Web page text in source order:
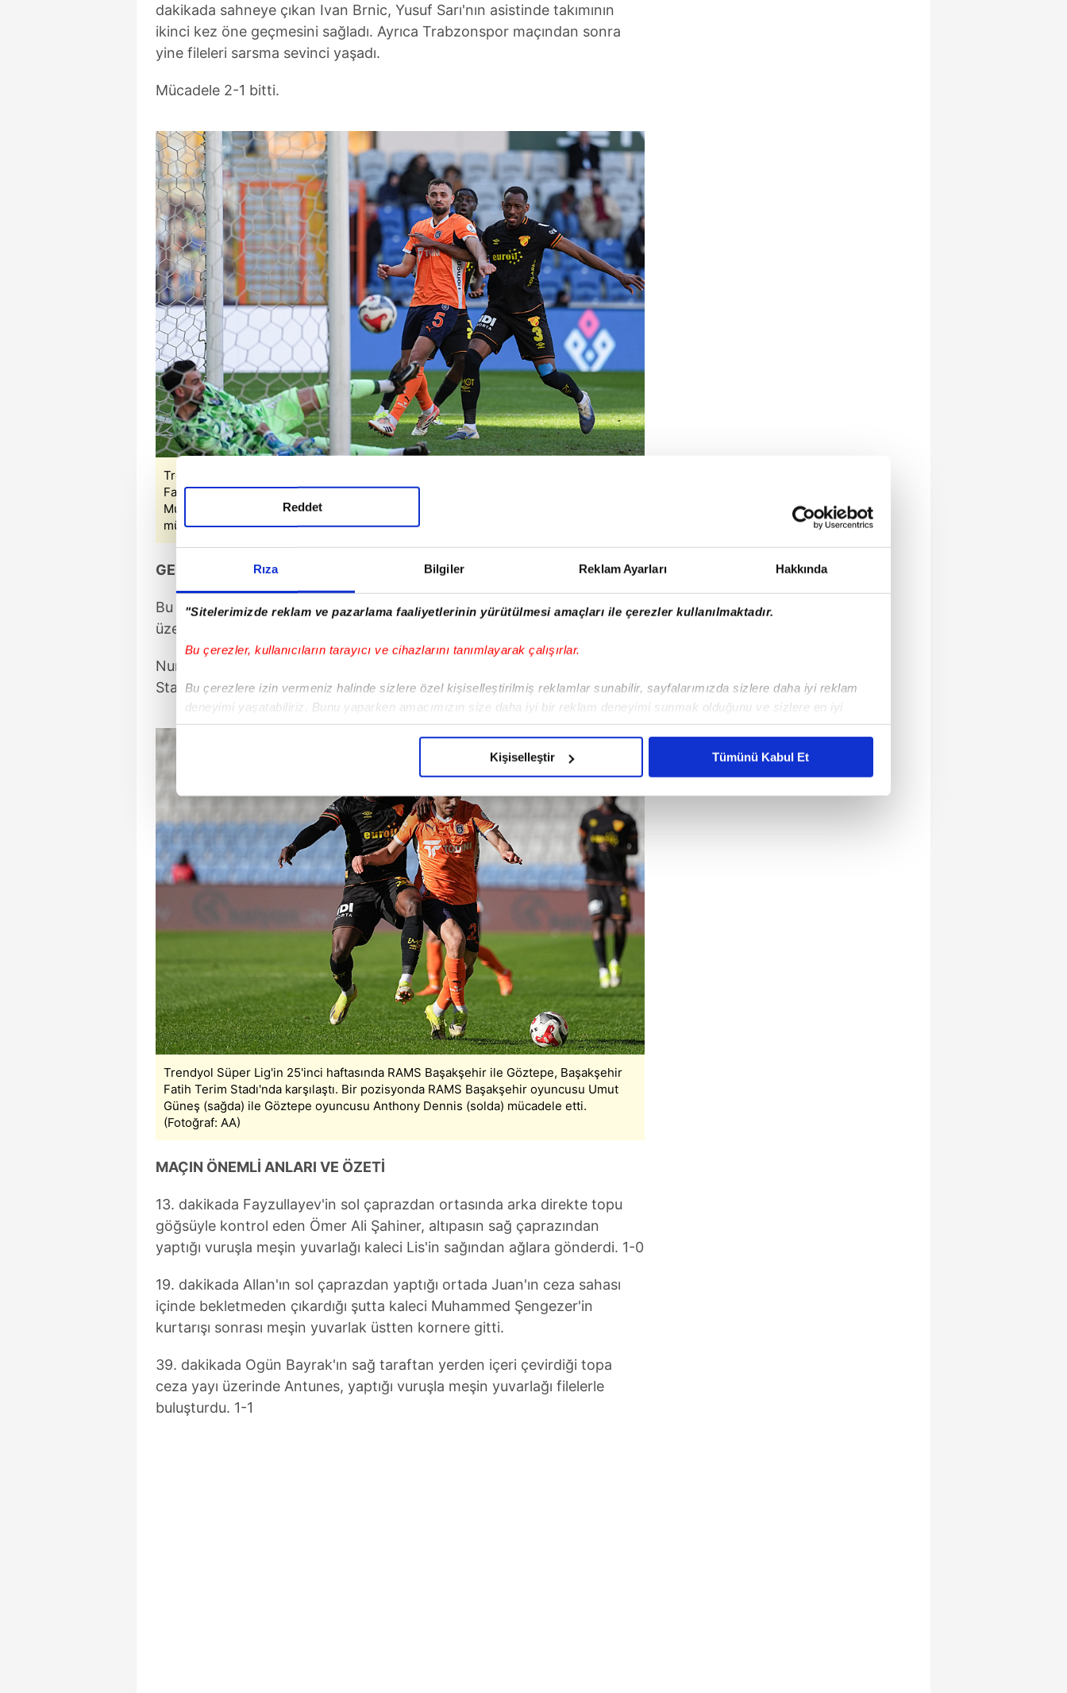
Rıza Bilgiler Reklam Ayarları Hakkında
"Sitelerimizde reklam ve pazarlama faaliyetlerinin yürütülmesi amaçları ile çerezler kullanılmaktadır.
Bu çerezler, kullanıcıların tarayıcı ve cihazlarını tanımlayarak çalışırlar.
Bu çerezlere izin vermeniz halinde sizlere özel kişiselleştirilmiş reklamlar sunabilir, sayfalarımızda sizlere daha iyi reklam
deneyimi yaşatabiliriz. Bunu yaparken amacımızın size daha iyi bir reklam deneyimi sunmak olduğunu ve sizlere en iyi
içerikleri sunabilmek adına elimizden gelen çabayı gösterdiğimizi ve bu noktada, reklamların maliyetlerimizi karşılamak
Sizlere daha iyi bir hizmet sunabilmek için İnternet Sitemizde kendimize ve üçüncü kişilere ait çerezler kullanılmaktadır. Bu
çerezler vasıtasıyla çeşitli kişisel verileriniz işlenmekte olup gerekli olan çerezler bilgi toplumu hizmetlerinin sunulması
amacıyla kullanılmaktadır. Diğer çerezler, sitemizin daha işlevsel kılınması ve kişiselleştirilmesi ve sizlere yönelik
reklam/pazarlama faaliyetlerinin yapılması, amaçlarıyla sınırlı olarak açık rızanız dahilinde kullanılacaktır.
Çerezlere ilişkin tercihlerinizi aşağıda yer alan panel vasıtasıyla belirleyebilirsiniz. Çerezlere ilişkin detaylı bilgi için Ayarlar
butonuna tıklayabilir,Çerez Bilgilendirme Metnimiziziyaret edebilirsiniz.
6698 sayılı Kişisel Verilerin Korunması Kanunu uyarınca hazırlanmış Aydınlatma Metnimizi okumak ve sitemizde ilgili
mevzuata uygun olarak kullanılan çerezlerle ilgili bilgi almak için lütfen
tıklayınız .
Reddet
Kişiselleştir Tümünü Kabul Et
dakikada sahneye çıkan Ivan Brnic, Yusuf Sarı'nın asistinde takımının
ikinci kez öne geçmesini sağladı. Ayrıca Trabzonspor maçından sonra
yine fileleri sarsma sevinci yaşadı.
Mücadele 2-1 bitti.
Trendyol Süper Lig'in 25'inci haftasında RAMS Başakşehir ile Göztepe, Başakşehir
Fatih Terim Stadı'nda karşılaştı. Bir pozisyonda RAMS Başakşehir kalecisi
Muhammed Şengezer (solda) ile Göztepe oyuncusu Allan Godoi Santos (3)
mücadele etti. (Fotoğraf: AA)
GELECEK HAFTA VE PUAN DURUMU
Bu skorla turuncu lacivertliler puanını 42'ye yükselterek sarı kırmızılıların
üzerine çıktı. İzmir ekibi de 42'de kaldı.
Nuri Şahin'in öğrencileri gelecek hafta Galatasaray'a konuk olacak.
Stanimir Stoilov'un talebeleri ise Alanyaspor'u ağırlayacak.
Trendyol Süper Lig'in 25'inci haftasında RAMS Başakşehir ile Göztepe, Başakşehir
Fatih Terim Stadı'nda karşılaştı. Bir pozisyonda RAMS Başakşehir oyuncusu Umut
Güneş (sağda) ile Göztepe oyuncusu Anthony Dennis (solda) mücadele etti.
(Fotoğraf: AA)
MAÇIN ÖNEMLİ ANLARI VE ÖZETİ
13. dakikada Fayzullayev'in sol çaprazdan ortasında arka direkte topu
göğsüyle kontrol eden Ömer Ali Şahiner, altıpasın sağ çaprazından
yaptığı vuruşla meşin yuvarlağı kaleci Lis'in sağından ağlara gönderdi. 1-0
19. dakikada Allan'ın sol çaprazdan yaptığı ortada Juan'ın ceza sahası
içinde bekletmeden çıkardığı şutta kaleci Muhammed Şengezer'in
kurtarışı sonrası meşin yuvarlak üstten kornere gitti.
39. dakikada Ogün Bayrak'ın sağ taraftan yerden içeri çevirdiği topa
ceza yayı üzerinde Antunes, yaptığı vuruşla meşin yuvarlağı filelerle
buluşturdu. 1-1